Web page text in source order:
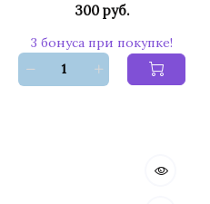
300 руб.
3 бонуса при покупке!